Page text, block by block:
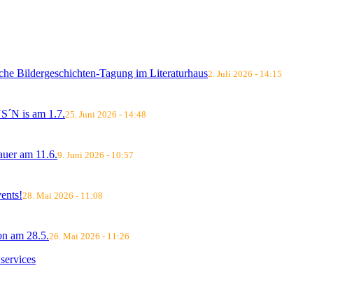
Bildergeschichten-Tagung im Literaturhaus2. Juli 2026 - 14:15
is am 1.7.25. Juni 2026 - 14:48
am 11.6.9. Juni 2026 - 10:57
28. Mai 2026 - 11:08
am 28.5.26. Mai 2026 - 11:26